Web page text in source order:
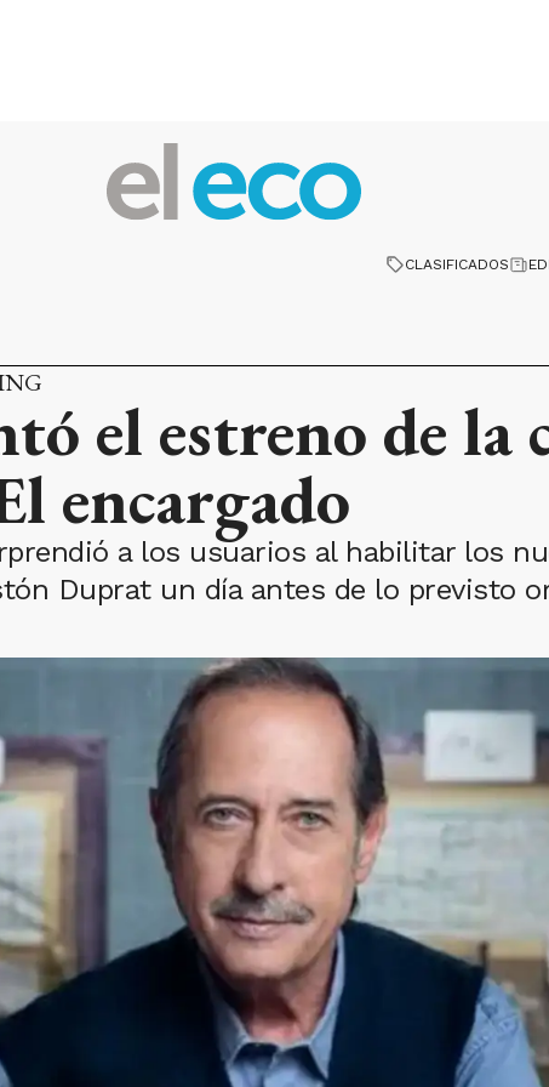
CLASIFICADOS
el estreno de la
encargado
a los usuarios al habilitar los
Duprat un día antes de lo previsto